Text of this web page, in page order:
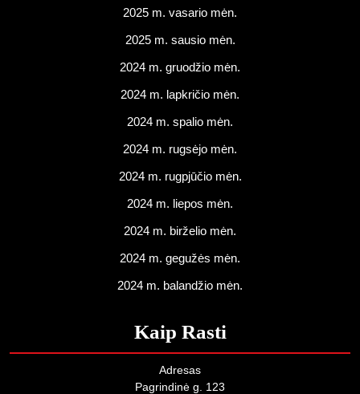
2025 m. vasario mėn.
2025 m. sausio mėn.
2024 m. gruodžio mėn.
2024 m. lapkričio mėn.
2024 m. spalio mėn.
2024 m. rugsėjo mėn.
2024 m. rugpjūčio mėn.
2024 m. liepos mėn.
2024 m. birželio mėn.
2024 m. gegužės mėn.
2024 m. balandžio mėn.
Kaip Rasti
Adresas
Pagrindinė g. 123